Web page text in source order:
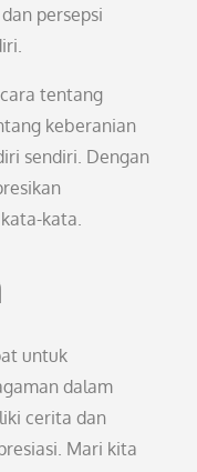
persepsi
tentang
keberanian
sendiri. Dengan
kata.
untuk
dalam
cerita dan
Mari kita